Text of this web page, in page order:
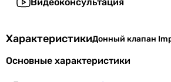
ХарактеристикиДонный клапан
Основные характеристики